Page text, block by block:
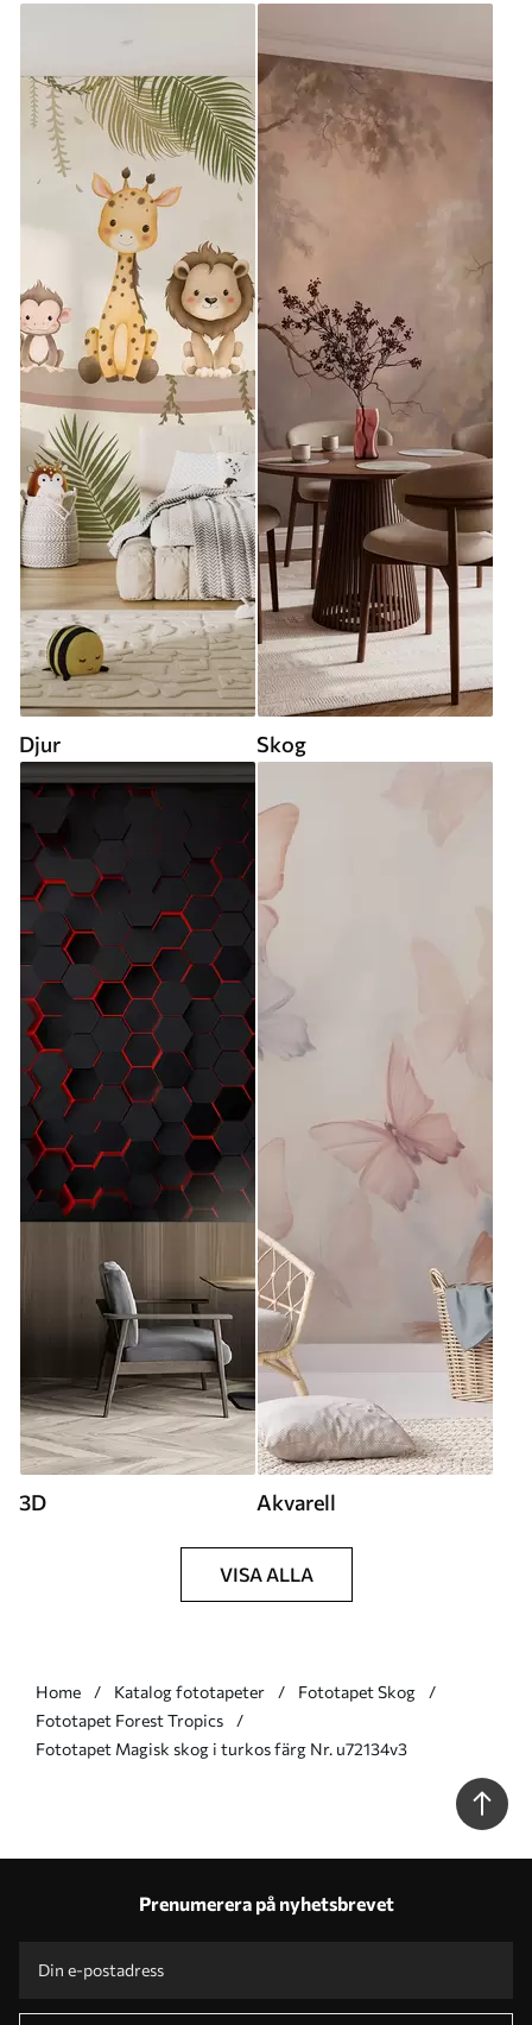
Djur Skog
3D Akvarell
VISA ALLA
Home Katalog fototapeter
Fototapet Skog
Fototapet Forest Tropics
Fototapet Magisk skog i turkos färg Nr. u72134v3
Prenumerera på nyhetsbrevet